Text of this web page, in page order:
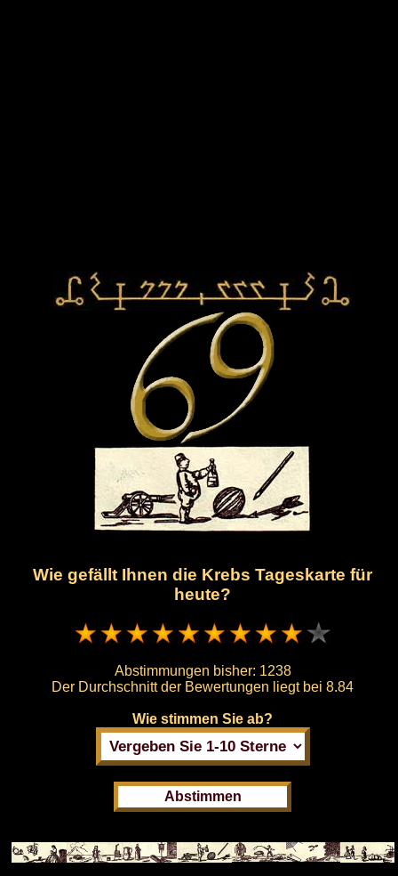
Wie gefällt Ihnen die Krebs Tageskarte für
heute?
Abstimmungen bisher: 1238
Der Durchschnitt der Bewertungen liegt bei 8.84
Wie stimmen Sie ab?